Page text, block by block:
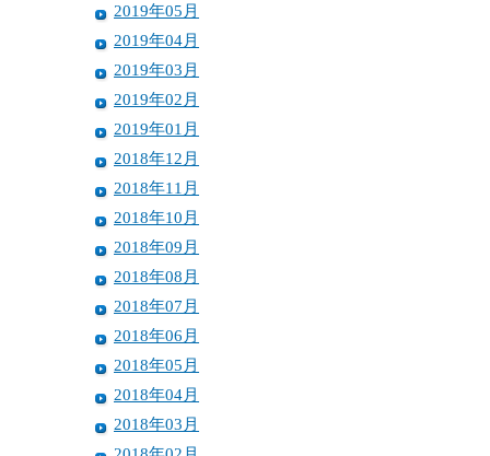
2019年05月
2019年04月
2019年03月
2019年02月
2019年01月
2018年12月
2018年11月
2018年10月
2018年09月
2018年08月
2018年07月
2018年06月
2018年05月
2018年04月
2018年03月